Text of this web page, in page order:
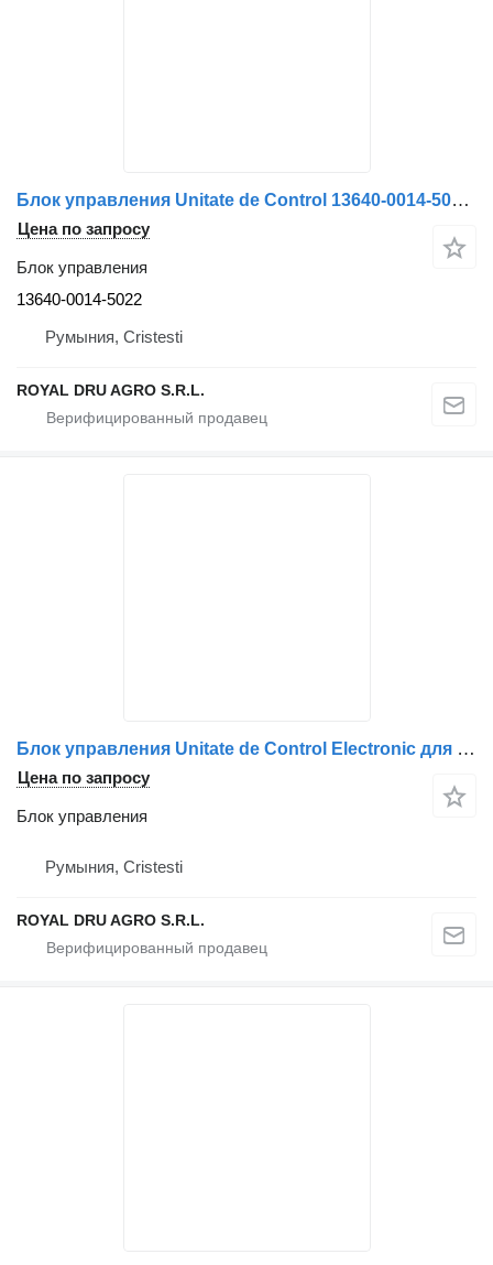
Блок управления Unitate de Control 13640-0014-5022 для грузовика Mercedes-Benz A0004460503 13640.0014 5022
Цена по запросу
Блок управления
13640-0014-5022
Румыния, Cristesti
ROYAL DRU AGRO S.R.L.
Блок управления Unitate de Control Electronic для грузовика Mercedes-Benz A0024460117/002 Siemens VDO
Цена по запросу
Блок управления
Румыния, Cristesti
ROYAL DRU AGRO S.R.L.